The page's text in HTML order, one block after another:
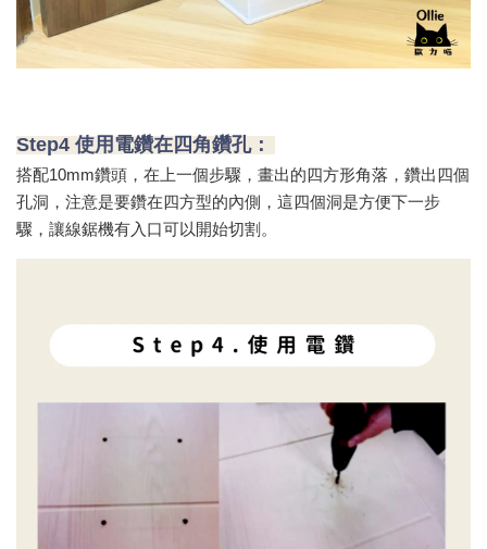
Step4 使用電鑽在四角鑽孔：
搭配10mm鑽頭，在上一個步驟，畫出的四方形角落，鑽出四個
孔洞，注意是要鑽在四方型的內側，這四個洞是方便下一步
驟，讓線鋸機有入口可以開始切割。